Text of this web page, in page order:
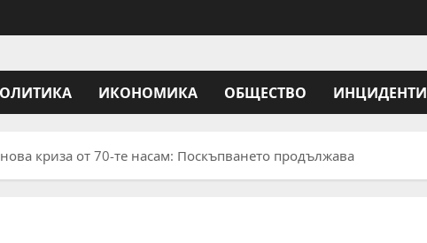
ИКОНОМИКА ОБЩЕСТВО ИНЦИДЕНТИ
криза от 70-те насам: Поскъпването продължава